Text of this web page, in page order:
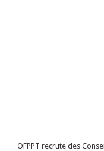
OFPPT recrute des